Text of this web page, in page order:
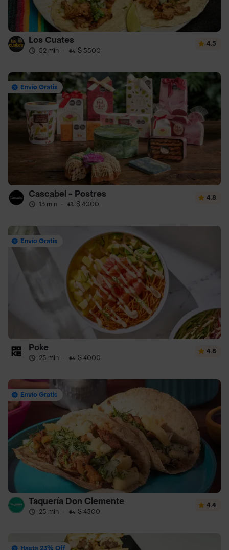
Los Cuates
52 min · $ 5500
4.5
Envío Gratis
Cascabel - Postres
13 min · $ 4000
4.8
Envío Gratis
Poke
25 min · $ 4000
4.8
Envío Gratis
Taquería Don Clemente
25 min · $ 4500
4.4